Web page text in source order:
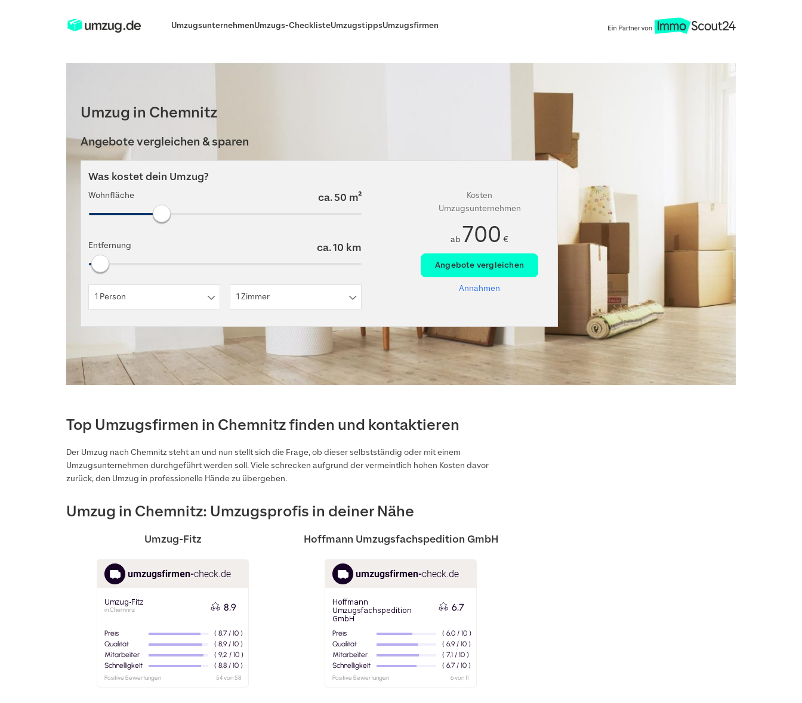
UmzugsunternehmenUmzugs-ChecklisteUmzugstippsUmzugsfirmen
Umzug in Chemnitz
Angebote vergleichen & sparen
Was kostet dein Umzug?
Wohnfläche ca.50 m²
Entfernung ca.10 km
1 Person 1 Zimmer
Kosten
Umzugsunternehmen
ab 700 €
Angebote vergleichen
Annahmen
Top Umzugsfirmen in Chemnitz finden und kontaktieren
Der Umzug nach Chemnitz steht an und nun stellt sich die Frage, ob dieser selbstständig oder mit einem
Umzugsunternehmen durchgeführt werden soll. Viele schrecken aufgrund der vermeintlich hohen Kosten davor
zurück, den Umzug in professionelle Hände zu übergeben.
Umzug in Chemnitz: Umzugsprofis in deiner Nähe
Umzug-Fitz Hoffmann Umzugsfachspedition GmbH